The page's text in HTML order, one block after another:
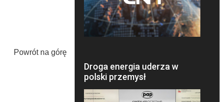
Powrót na górę
Droga energia uderza w
polski przemysł